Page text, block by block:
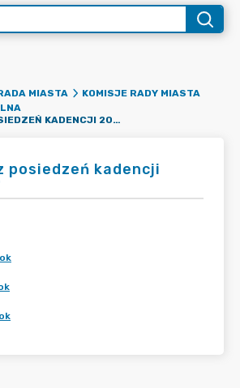
MIASTA
KOMISJE RADY MIASTA
PROTOKOŁY Z POSIEDZEŃ KADENCJI 2024-2029
posiedzeń kadencji